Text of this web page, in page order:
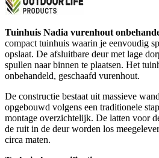
Tuinhuis Nadia vurenhout
compact tuinhuis waarin je eenvoudig
opslaat. De afsluitbare deur met lage
spullen naar binnen te plaatsen. Het
onbehandeld, geschaafd vurenhout.
De constructie bestaat uit massieve
opgebouwd volgens een traditionele
montage overzichtelijk. De latten voor
de ruit in de deur worden los
circa maten.